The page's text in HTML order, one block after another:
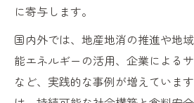
に寄与します。
国内外では、地産地消の推進や地
能エネルギーの活用、企業による
など、実践的な事例が増えていま